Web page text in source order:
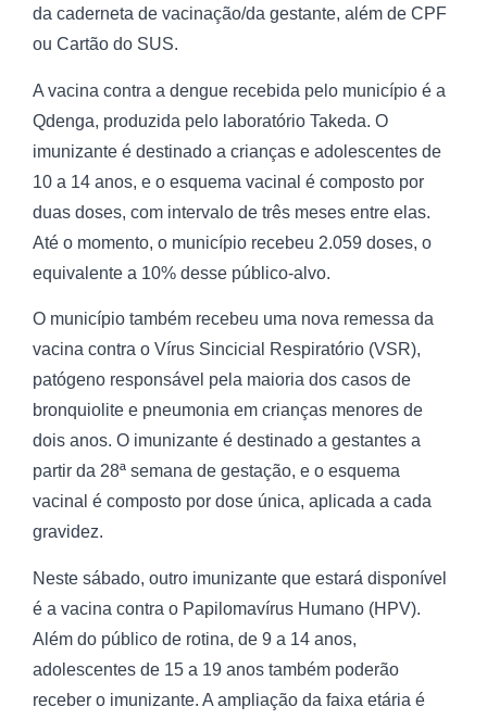
da caderneta de vacinação/da gestante, além de CPF
ou Cartão do SUS.
A vacina contra a dengue recebida pelo município é a
Qdenga, produzida pelo laboratório Takeda. O
imunizante é destinado a crianças e adolescentes de
10 a 14 anos, e o esquema vacinal é composto por
duas doses, com intervalo de três meses entre elas.
Até o momento, o município recebeu 2.059 doses, o
equivalente a 10% desse público-alvo.
O município também recebeu uma nova remessa da
vacina contra o Vírus Sincicial Respiratório (VSR),
patógeno responsável pela maioria dos casos de
bronquiolite e pneumonia em crianças menores de
dois anos. O imunizante é destinado a gestantes a
partir da 28ª semana de gestação, e o esquema
vacinal é composto por dose única, aplicada a cada
gravidez.
Neste sábado, outro imunizante que estará disponível
é a vacina contra o Papilomavírus Humano (HPV).
Além do público de rotina, de 9 a 14 anos,
adolescentes de 15 a 19 anos também poderão
receber o imunizante. A ampliação da faixa etária é